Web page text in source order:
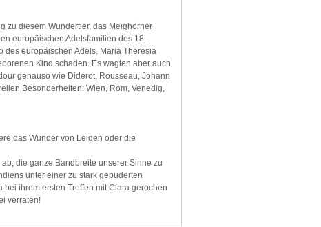
zu diesem Wundertier, das Meighörner
europäischen Adelsfamilien des 18.
europäischen Adels. Maria Theresia
Kind schaden. Es wagten aber auch
genauso wie Diderot, Rousseau, Johann
Besonderheiten: Wien, Rom, Venedig,
das Wunder von Leiden oder die
die ganze Bandbreite unserer Sinne zu
unter einer zu stark gepuderten
ihrem ersten Treffen mit Clara gerochen
verraten!